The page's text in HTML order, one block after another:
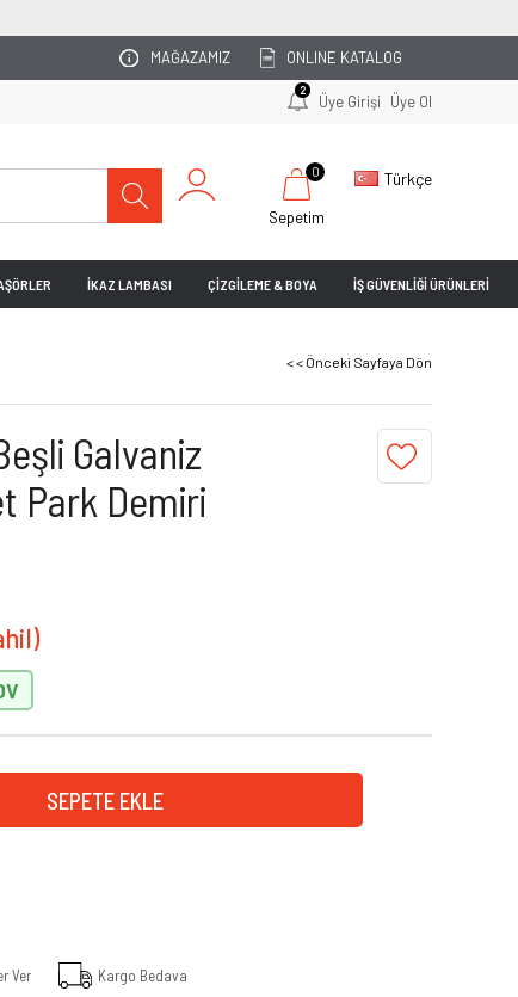
MAĞAZAMIZ ONLINE KATALOG
2
Üye Girişi Üye Ol
Türkçe
Sepetim
0
İKAZ LAMBASI ÇİZGİLEME & BOYA İŞ GÜVENLİĞİ ÜRÜNLERİ
< < Önceki Sayfaya Dön
Galvaniz
Park Demiri
Ver Kargo Bedava